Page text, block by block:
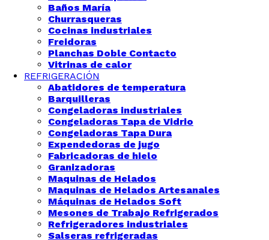
Baños María
Churrasqueras
Cocinas industriales
Freidoras
Planchas Doble Contacto
Vitrinas de calor
REFRIGERACIÓN
Abatidores de temperatura
Barquilleras
Congeladoras industriales
Congeladoras Tapa de Vidrio
Congeladoras Tapa Dura
Expendedoras de jugo
Fabricadoras de hielo
Granizadoras
Maquinas de Helados
Maquinas de Helados Artesanales
Máquinas de Helados Soft
Mesones de Trabajo Refrigerados
Refrigeradores industriales
Salseras refrigeradas